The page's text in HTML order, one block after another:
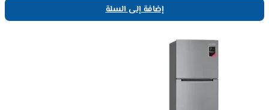
إضافة إلى السلة